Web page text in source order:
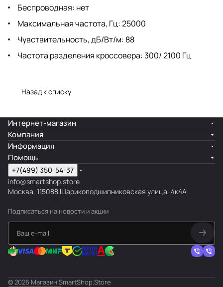
Беспроводная: нет
Максимальная частота, Гц: 25000
Чувствительность, дБ/Вт/м: 88
Частота разделения кроссовера: 300/ 2100 Гц
Назад к списку
Интернет-магазин
Компания
Информация
Помощь
+7(499) 350-54-37
info@smartshop.store
Москва, 115088 Шарикоподшипниковская улица, 4к4А
Подписаться на новости и акции
© 2026 Магазин SmartShop.Store